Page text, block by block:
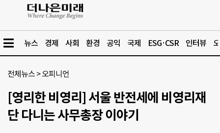
뉴스 경제 사회 환경 공익 국제 ESG·CSR 인터뷰
전체뉴스 >오피니언
[영리한 비영리] 서울 반전세에 비영리재
단 다니는 사무총장 이야기